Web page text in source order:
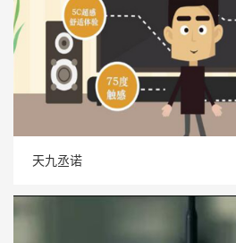
天九丞诺
天九丞诺